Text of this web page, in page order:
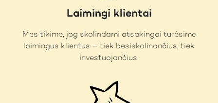
Laimingi klientai
Mes tikime, jog skolindami atsakingai turėsime
laimingus klientus – tiek besiskolinančius, tiek
investuojančius.